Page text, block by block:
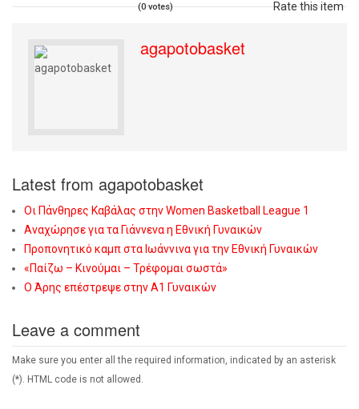
Rate this item
(0 votes)
agapotobasket
Latest from agapotobasket
Οι Πάνθηρες Καβάλας στην Women Basketball League 1
Αναχώρησε για τα Γιάννενα η Εθνική Γυναικών
Προπονητικό καμπ στα Ιωάννινα για την Εθνική Γυναικών
«Παίζω – Κινούμαι – Τρέφομαι σωστά»
Ο Άρης επέστρεψε στην Α1 Γυναικών
Leave a comment
Make sure you enter all the required information, indicated by an asterisk
(*). HTML code is not allowed.